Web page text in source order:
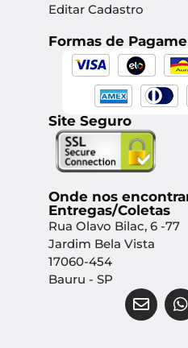
Editar Cadastro
Formas de
Site Seguro
Onde nos
Entregas/Coletas
Rua Olavo Bilac, 6 -77
Jardim Bela Vista
17060-454
Bauru - SP